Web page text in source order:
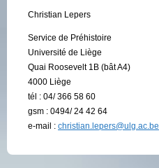
Christian Lepers
Service de Préhistoire
Université de Liège
Quai Roosevelt 1B (bât A4)
4000 Liège
tél : 04/ 366 58 60
gsm : 0494/ 24 42 64
e-mail : christian.lepers@ulg.ac.be